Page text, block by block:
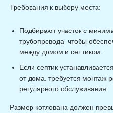
Требования к выбору места:
Подбирают участок с
трубопровода, чтобы
между домом и септиком.
Если септик
от дома, требуется монтаж
регулярного обслуживания.
Размер котлована должен